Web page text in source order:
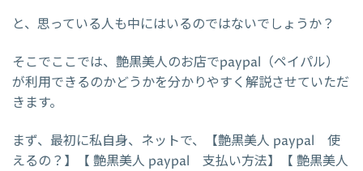
と、思っている人も中にはいるのではないでしょうか？
そこでここでは、艶黒美人のお店でpaypal（ペイパル）
が利用できるのかどうかを分かりやすく解説させていただ
きます。
まず、最初に私自身、ネットで、【艶黒美人 paypal 使
えるの？】【 艶黒美人 paypal 支払い方法】【 艶黒美人